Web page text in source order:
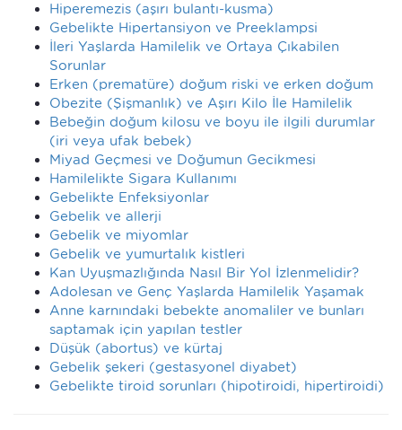
Hiperemezis (aşırı bulantı-kusma)
Gebelikte Hipertansiyon ve Preeklampsi
İleri Yaşlarda Hamilelik ve Ortaya Çıkabilen
Sorunlar
Erken (prematüre) doğum riski ve erken doğum
Obezite (Şişmanlık) ve Aşırı Kilo İle Hamilelik
Bebeğin doğum kilosu ve boyu ile ilgili durumlar
(iri veya ufak bebek)
Miyad Geçmesi ve Doğumun Gecikmesi
Hamilelikte Sigara Kullanımı
Gebelikte Enfeksiyonlar
Gebelik ve allerji
Gebelik ve miyomlar
Gebelik ve yumurtalık kistleri
Kan Uyuşmazlığında Nasıl Bir Yol İzlenmelidir?
Adolesan ve Genç Yaşlarda Hamilelik Yaşamak
Anne karnındaki bebekte anomaliler ve bunları
saptamak için yapılan testler
Düşük (abortus) ve kürtaj
Gebelik şekeri (gestasyonel diyabet)
Gebelikte tiroid sorunları (hipotiroidi, hipertiroidi)